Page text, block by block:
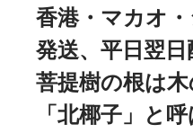
香港・マカオ
発送、平日翌日
菩提樹の根は木
「北椰子」と